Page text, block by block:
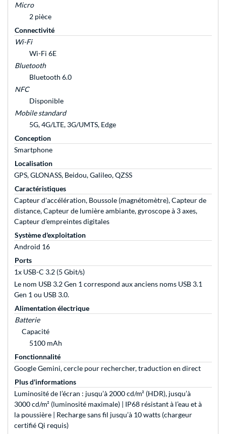
Micro
2 pièce
Connectivité
Wi-Fi
Wi-Fi 6E
Bluetooth
Bluetooth 6.0
NFC
Disponible
Mobile standard
5G, 4G/LTE, 3G/UMTS, Edge
Conception
Smartphone
Localisation
GPS, GLONASS, Beidou, Galileo, QZSS
Caractéristiques
Capteur d'accélération, Boussole (magnétomètre), Capteur de
distance, Capteur de lumière ambiante, gyroscope à 3 axes,
Capteur d'empreintes digitales
Système d'exploitation
Android 16
Ports
1x USB-C 3.2 (5 Gbit/s)
Le nom USB 3.2 Gen 1 correspond aux anciens noms USB 3.1
Gen 1 ou USB 3.0.
Alimentation électrique
Batterie
Capacité
5100 mAh
Fonctionnalité
Google Gemini, cercle pour rechercher, traduction en direct
Plus d'informations
Luminosité de l’écran : jusqu’à 2000 cd/m² (HDR), jusqu’à
3000 cd/m² (luminosité maximale) | IP68 résistant à l’eau et à
la poussière | Recharge sans fil jusqu’à 10 watts (chargeur
certifié Qi requis)